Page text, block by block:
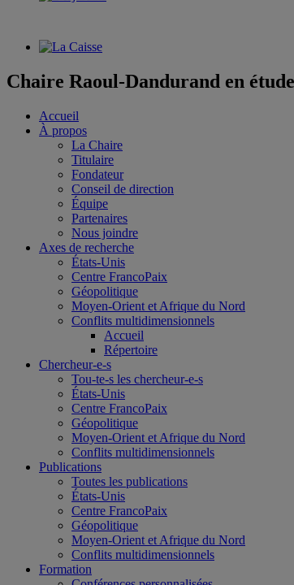
Chaire Raoul-Dandurand en
Accueil
À propos
La Chaire
Titulaire
Fondateur
Conseil de direction
Équipe
Partenaires
Nous joindre
Axes de recherche
États-Unis
Centre FrancoPaix
Géopolitique
Moyen-Orient et Afrique du Nord
Conflits multidimensionnels
Accueil
Répertoire
Chercheur-e-s
Tou-te-s les chercheur-e-s
États-Unis
Centre FrancoPaix
Géopolitique
Moyen-Orient et Afrique du Nord
Conflits multidimensionnels
Publications
Toutes les publications
États-Unis
Centre FrancoPaix
Géopolitique
Moyen-Orient et Afrique du Nord
Conflits multidimensionnels
Formation